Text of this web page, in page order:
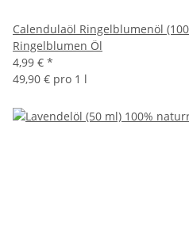
Calendulaöl Ringelblumenöl
Ringelblumen Öl
4,99 € *
49,90 € pro 1 l